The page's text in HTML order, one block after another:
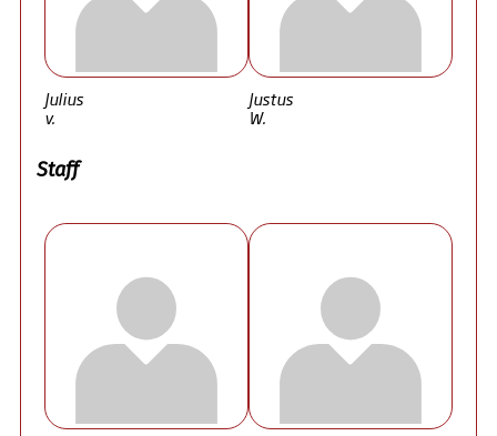
Julius
v.
Justus
W.
Staff